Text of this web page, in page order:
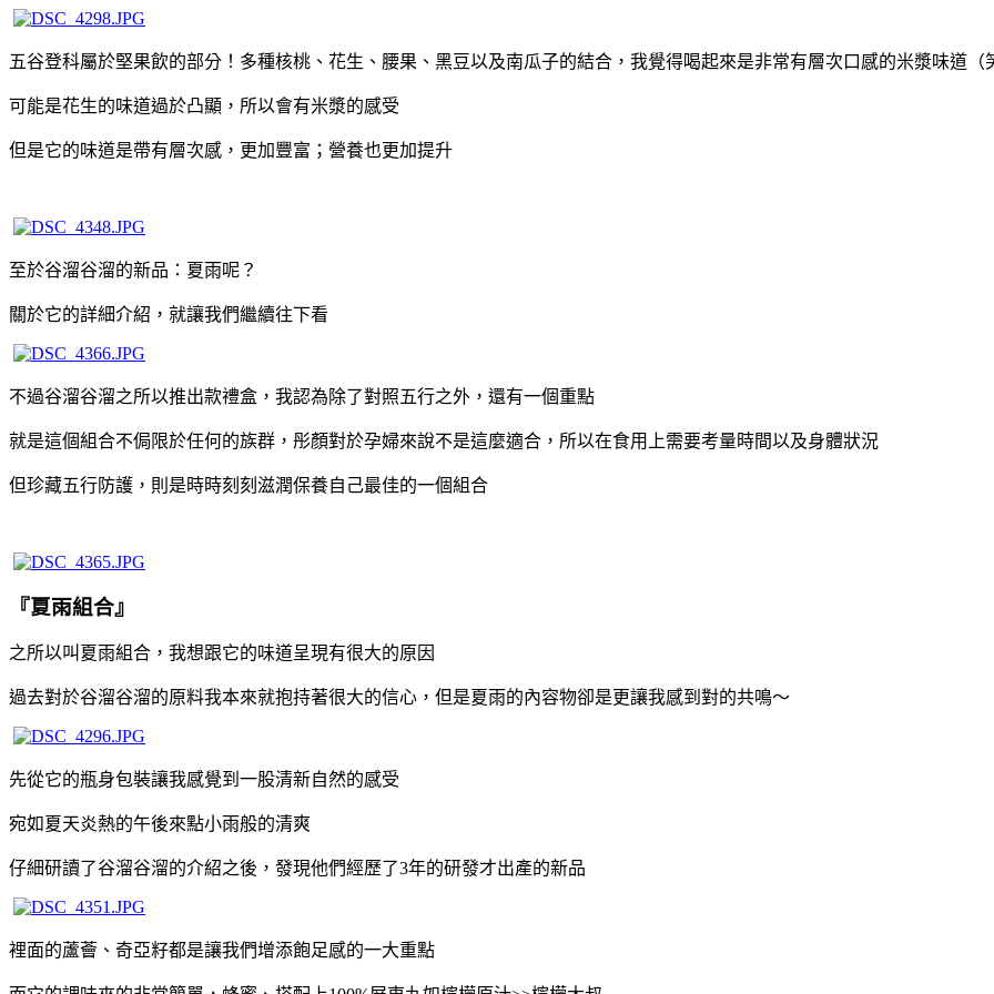
五谷登科屬於堅果飲的部分！多種核桃、花生、腰果、黑豆以及南瓜子的結合，我覺得喝起來是非常有層次口感的米漿味道（
可能是花生的味道過於凸顯，所以會有米漿的感受
但是它的味道是帶有層次感，更加豐富；營養也更加提升
至於谷溜谷溜的新品：夏雨呢？
關於它的詳細介紹，就讓我們繼續往下看
不過谷溜谷溜之所以推出款禮盒，我認為除了對照五行之外，還有一個重點
就是這個組合不侷限於任何的族群，彤顏對於孕婦來說不是這麼適合，所以在食用上需要考量時間以及身體狀況
但珍藏五行防護，則是時時刻刻滋潤保養自己最佳的一個組合
『夏雨組合』
之所以叫夏雨組合，我想跟它的味道呈現有很大的原因
過去對於谷溜谷溜的原料我本來就抱持著很大的信心，但是夏雨的內容物卻是更讓我感到對的共鳴～
先從它的瓶身包裝讓我感覺到一股清新自然的感受
宛如夏天炎熱的午後來點小雨般的清爽
仔細研讀了谷溜谷溜的介紹之後，發現他們經歷了3年的研發才出產的新品
裡面的蘆薈、奇亞籽都是讓我們增添飽足感的一大重點